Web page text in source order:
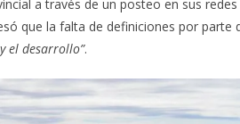
a través de un posteo en sus
que la falta de definiciones por parte
el desarrollo”.